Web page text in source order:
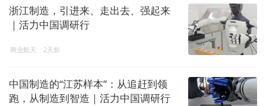
浙江制造，引进来、走出去、强起来
｜活力中国调研行
商业航天 2天前
中国制造的“江苏样本”：从追赶到领
跑，从制造到智造｜活力中国调研行